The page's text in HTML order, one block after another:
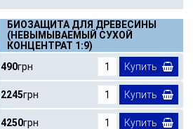
БИОЗАЩИТА ДЛЯ ДРЕВЕСИНЫ
(НЕВЫМЫВАЕМЫЙ СУХОЙ
КОНЦЕНТРАТ 1:9)
490грн Купить
2245грн Купить
4250грн Купить